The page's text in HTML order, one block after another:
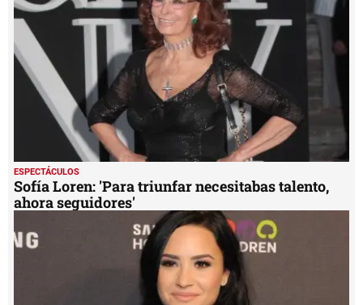
ESPECTÁCULOS
Sofía Loren: 'Para triunfar necesitabas talento,
ahora seguidores'